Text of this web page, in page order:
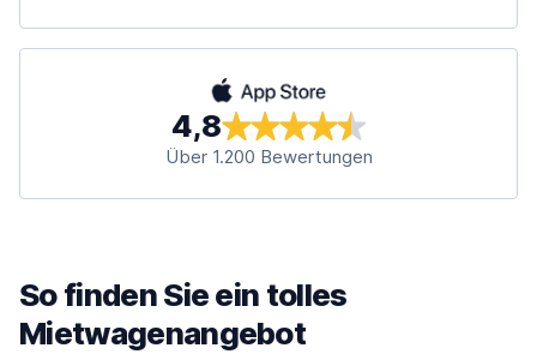
4,8
Über 1.200 Bewertungen
So finden Sie ein tolles
Mietwagenangebot